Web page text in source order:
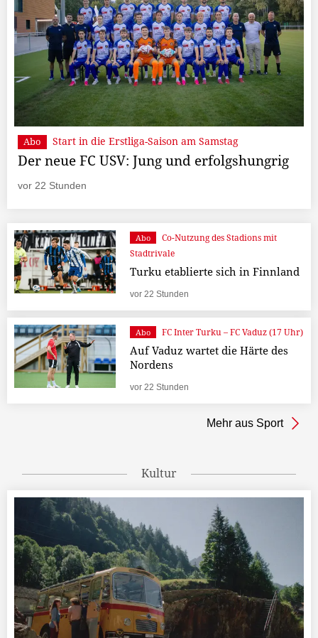
Abo Start in die Erstliga-Saison am Samstag
Der neue FC USV: Jung und erfolgshungrig
vor 22 Stunden
Abo
Co-Nutzung des Stadions mit
Stadtrivale
Turku etablierte sich in Finnland
vor 22 Stunden
Abo FC Inter Turku – FC Vaduz (17 Uhr)
Auf Vaduz wartet die Härte des
Nordens
vor 22 Stunden
Mehr aus Sport
Kultur